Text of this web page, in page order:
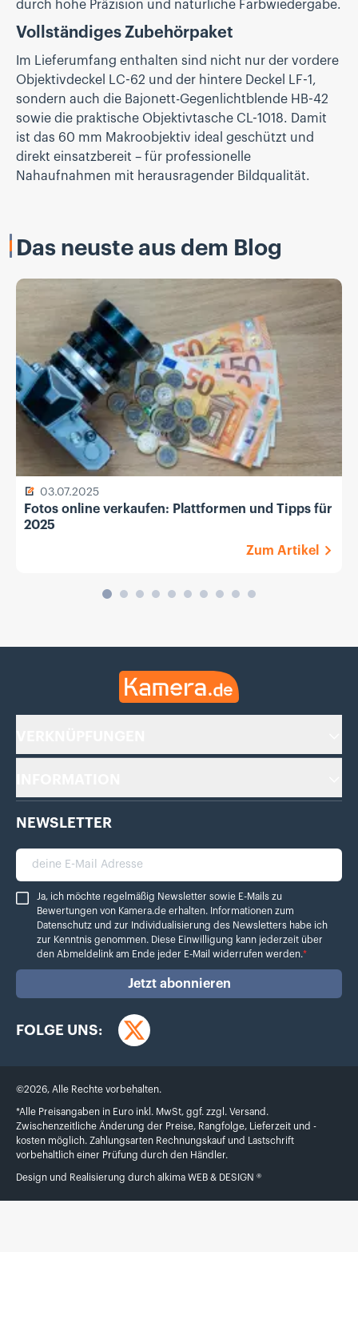
durch hohe Präzision und natürliche Farbwiedergabe.
Vollständiges Zubehörpaket
Im Lieferumfang enthalten sind nicht nur der vordere
Objektivdeckel LC-62 und der hintere Deckel LF-1,
sondern auch die Bajonett-Gegenlichtblende HB-42
sowie die praktische Objektivtasche CL-1018. Damit
ist das 60 mm Makroobjektiv ideal geschützt und
direkt einsatzbereit – für professionelle
Nahaufnahmen mit herausragender Bildqualität.
Das neuste aus dem Blog
03.07.2025
Fotos online verkaufen: Plattformen und Tipps für
2025
Zum Artikel
Kamera.de
NEWSLETTER
deine E-Mail Adresse
Ja, ich möchte regelmäßig Newsletter sowie E-Mails zu Bewertungen von
Ja, ich möchte regelmäßig Newsletter sowie E-Mails zu
Bewertungen von Kamera.de erhalten. Informationen zum
Datenschutz und zur Individualisierung des Newsletters habe ich
zur Kenntnis genommen. Diese Einwilligung kann jederzeit über
den Abmeldelink am Ende jeder E-Mail widerrufen werden.*
Jetzt abonnieren
FOLGE UNS:
Twitter
©2026, Alle Rechte vorbehalten.
*Alle Preisangaben in Euro inkl. MwSt, ggf. zzgl. Versand.
Zwischenzeitliche Änderung der Preise, Rangfolge, Lieferzeit und -
kosten möglich. Zahlungsarten Rechnungskauf und Lastschrift
vorbehaltlich einer Prüfung durch den Händler.
Design und Realisierung durch alkima WEB & DESIGN ®